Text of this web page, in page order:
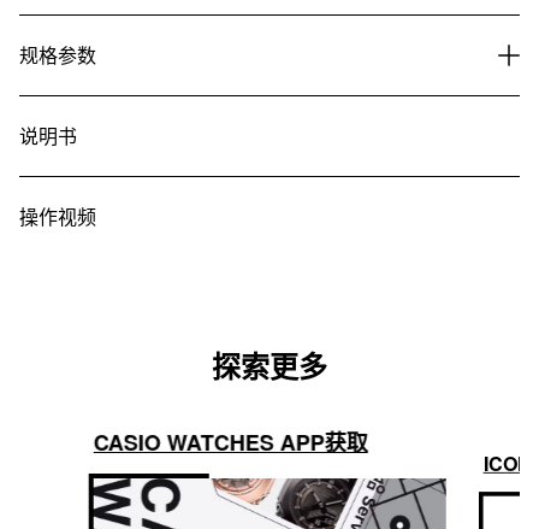
规格参数
说明书
操作视频
探索更多
CASIO WATCHES APP获取